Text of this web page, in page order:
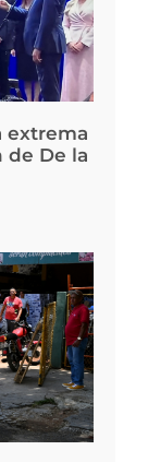
extrema
de De la